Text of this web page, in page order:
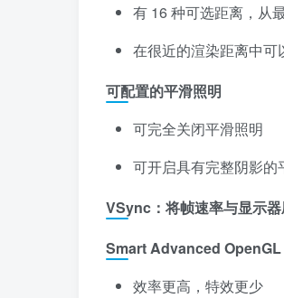
有 16 种可选距离，从
在很近的渲染距离中可
可配置的平滑照明
可完全关闭平滑照明
可开启具有完整阴影的
VSync：将帧速率与显示
Smart Advanced OpenGL
效率更高，特效更少